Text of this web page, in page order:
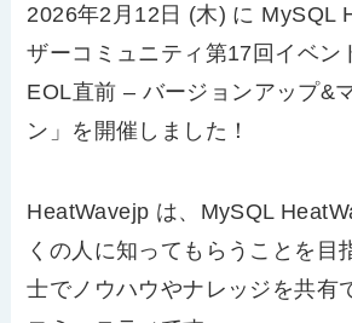
2026年2 月 12 日 (木) に MySQL
ザーコミュニティ第17 回イベン
EOL直前 – バージョンアップ&
ン」を開催しました！
HeatWavejp は、 MySQL
くの人に知ってもらうことを目
士でノウハウやナレッジを共有